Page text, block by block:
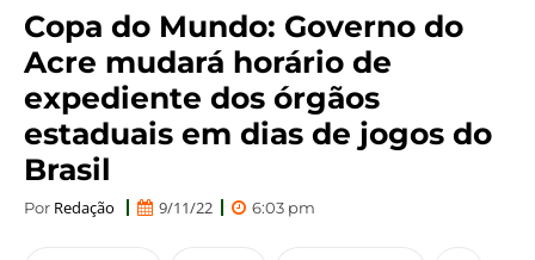
Copa do Mundo: Governo do
Acre mudará horário de
expediente dos órgãos
estaduais em dias de jogos do
Brasil
Por Redação 9/11/22 6:03 pm